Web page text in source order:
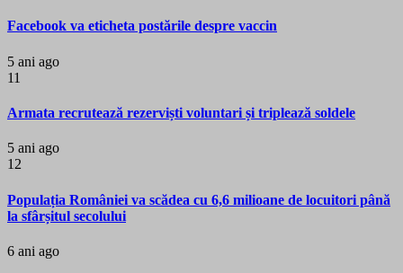
Facebook va eticheta postările despre vaccin
5 ani ago
11
Armata recrutează rezerviști voluntari și triplează soldele
5 ani ago
12
Populația României va scădea cu 6,6 milioane de locuitori până
la sfârșitul secolului
6 ani ago